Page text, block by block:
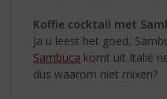
Koffie cocktail met
Ja u leest het goed,
Sambuca komt uit Italië
dus waarom niet mixen?